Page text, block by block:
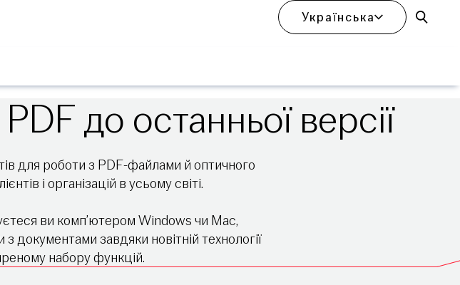
Українська
до останньої версії
для роботи з PDF-файлами й оптичного
і організацій в усьому світі.
ви комп’ютером Windows чи Mac,
документами завдяки новітній технології
набору функцій.